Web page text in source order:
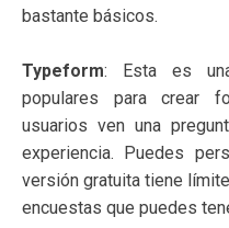
bastante básicos.
Typeform: Esta es
populares para crear
usuarios ven una
experiencia. Puedes
versión gratuita tiene
encuestas que puedes